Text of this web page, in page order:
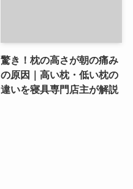
驚き！枕の高さが朝の痛み
の原因｜高い枕・低い枕の
違いを寝具専門店主が解説